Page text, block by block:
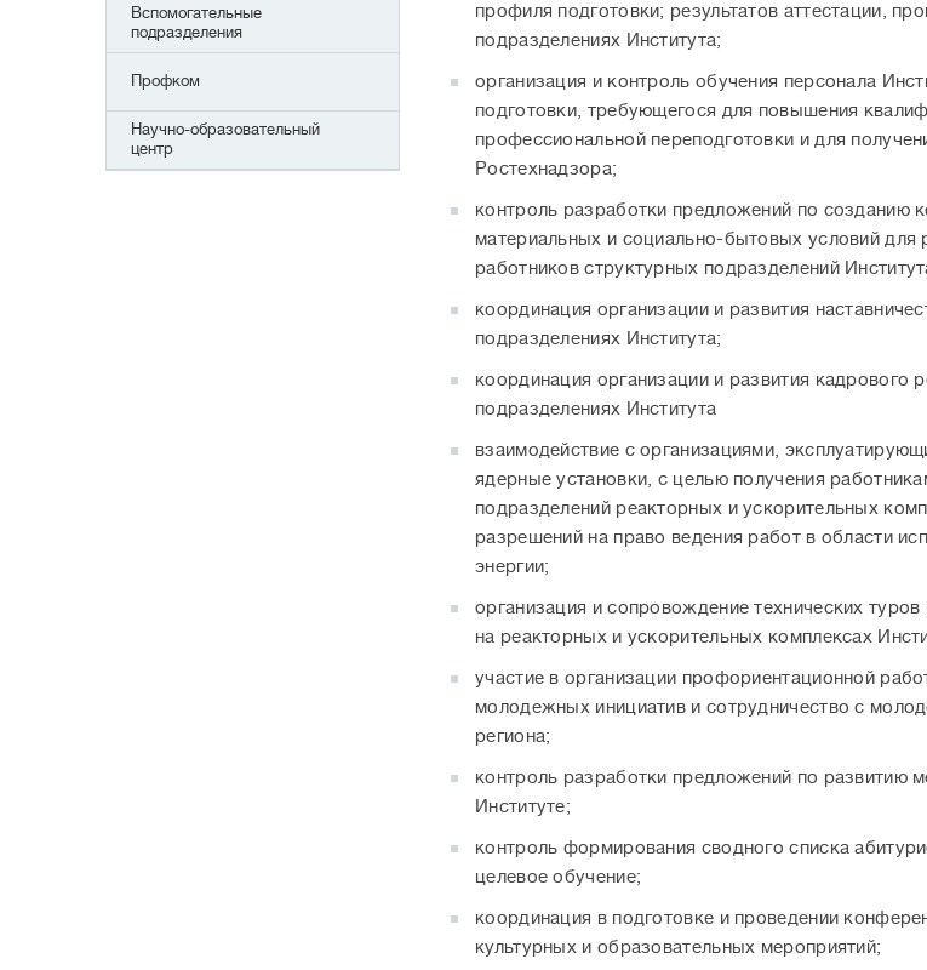
Вспомогательные
подразделения
Профком
Научно-образовательный
центр
профиля подготовки; результатов аттестации,
подразделениях Института;
организация и контроль обучения персонала
подготовки, требующегося для повышения
профессиональной переподготовки и для
Ростехнадзора;
контроль разработки предложений по созданию
материальных и социально-бытовых условий для
работников структурных подразделений
координация организации и развития
подразделениях Института;
координация организации и развития кадрового
подразделениях Института
взаимодействие с организациями,
ядерные установки, с целью получения
подразделений реакторных и ускорительных
разрешений на право ведения работ в области
энергии;
организация и сопровождение технических
на реакторных и ускорительных комплексах
участие в организации профориентационной
молодежных инициатив и сотрудничество с
региона;
контроль разработки предложений по развитию
Институте;
контроль формирования сводного списка
целевое обучение;
координация в подготовке и проведении
культурных и образовательных мероприятий;